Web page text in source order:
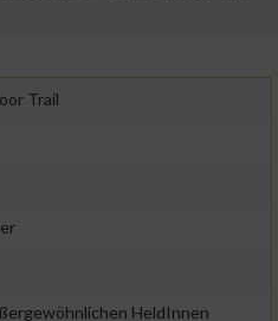
Trail
HeldInnen